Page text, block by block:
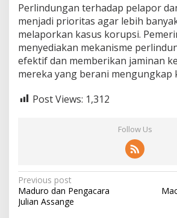
Perlindungan terhadap pelapor
menjadi prioritas agar lebih
melaporkan kasus korupsi.
menyediakan mekanisme
efektif dan memberikan jaminan
mereka yang berani mengungkap
Post Views: 1,312
Follow Us
Post
navigation
Previous post
Maduro dan Pengacara
Julian Assange